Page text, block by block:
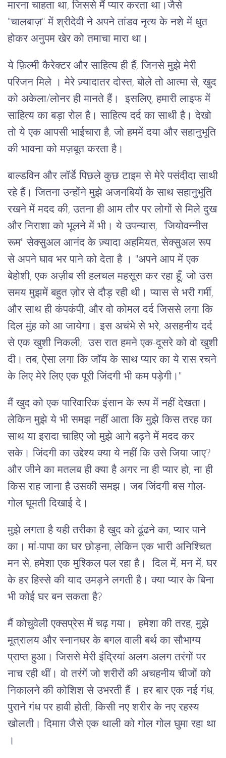
मारना चाहता था, जिससे मैं प्यार करता था।जैसे
"चालबाज़" में श्रीदेवी ने अपने तांडव नृत्य के नशे में धुत
होकर अनुपम खेर को तमाचा मारा था।
ये फ़िल्मी कैरेक्टर और साहित्य ही हैं, जिनसे मुझे मेरी
परिजन मिले । मेरे ज़्यादातर दोस्त, बोले तो आत्मा से, खुद
को अकेला/लोनर ही मानते हैं। इसलिए, हमारी लाइफ में
साहित्य का बड़ा रोल है। साहित्य दर्द का साथी है। देखो
तो ये एक आपसी भाईचारा है, जो हममें दया और सहानुभूति
की भावना को मज़बूत करता है।
बाल्डविन और लॉर्डे पिछले कुछ टाइम से मेरे पसंदीदा साथी
रहे हैं। जितना उन्होंने मुझे अजनबियों के साथ सहानुभूति
रखने में मदद की, उतना ही आम तौर पर लोगों से मिले दुख
और निराशा को भूलने में भी। ये उपन्यास, 'जियोवन्नीस
रूम" सेक्सुअल आनंद के ज़्यादा अहमियत, सेक्सुअल रूप
से अपने घाव भर पाने को देता है । "अपने आप में एक
बेहोशी, एक अज़ीब सी हलचल महसूस कर रहा हूँ, जो उस
समय मुझमें बहुत ज़ोर से दौड़ रही थी। प्यास से भरी गर्मी,
और साथ ही कंपकंपी, और वो कोमल दर्द जिससे लगा कि
दिल मुंह को आ जायेगा। इस अचंभे से भरे, असहनीय दर्द
से एक खुशी निकली; उस रात हमने एक-दूसरे को वो खुशी
दी। तब, ऐसा लगा कि जॉय के साथ प्यार का ये रास रचने
के लिए मेरे लिए एक पूरी जिंदगी भी कम पड़ेगी।''
मैं खुद को एक पारिवारिक इंसान के रूप में नहीं देखता।
लेकिन मुझे ये भी समझ नहीं आता कि मुझे किस तरह का
साथ या इरादा चाहिए जो मुझे आगे बढ़ने में मदद कर
सके। जिंदगी का उद्देश्य क्या ये नहीं कि उसे जिया जाए?
और जीने का मतलब ही क्या है अगर ना ही प्यार हो, ना ही
किस राह जाना है उसकी समझ। जब जिंदगी बस गोल-
गोल घूमती दिखाई दे।
मुझे लगता है यही तरीका है खुद को ढूंढने का, प्यार पाने
का। मां-पापा का घर छोड़ना, लेकिन एक भारी अनिश्चित
मन से, हमेशा एक मुश्किल पल रहा है। दिल में, मन में, घर
के हर हिस्से की याद उमड़ने लगती है। क्या प्यार के बिना
भी कोई घर बन सकता है?
मैं कोचुवेली एक्सप्रेस में चढ़ गया। हमेशा की तरह, मुझे
मूत्रालय और स्नानघर के बगल वाली बर्थ का सौभाग्य
प्राप्त हुआ। जिससे मेरी इंद्रियां अलग-अलग तरंगों पर
नाच रही थीं। वो तरंगें जो शरीरों की अचहनीय चीजों को
निकालने की कोशिश से उभरती हैं । हर बार एक नई गंध,
पुराने गंध पर हावी होती, किसी नए शरीर के नए रहस्य
खोलती। दिमाग़ जैसे एक थाली को गोल गोल घुमा रहा था
।